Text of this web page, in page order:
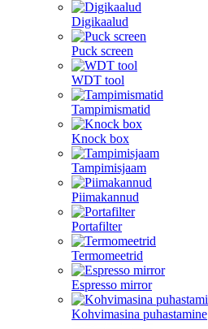
Digikaalud
Puck screen
WDT tool
Tampimismatid
Knock box
Tampimisjaam
Piimakannud
Portafilter
Termomeetrid
Espresso mirror
Kohvimasina puhastamine